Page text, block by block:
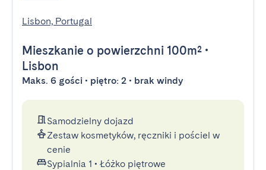
Lisbon, Portugal
Mieszkanie o powierzchni 100m² •
Lisbon
Maks. 6 gości • piętro: 2 • brak windy
Samodzielny dojazd
Zestaw kosmetyków, ręczniki i pościel w
cenie
Sypialnia 1 • Łóżko piętrowe